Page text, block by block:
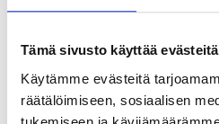
Tämä sivusto käyttää evästeitä
Käytämme evästeitä
räätälöimiseen, sosiaalisen